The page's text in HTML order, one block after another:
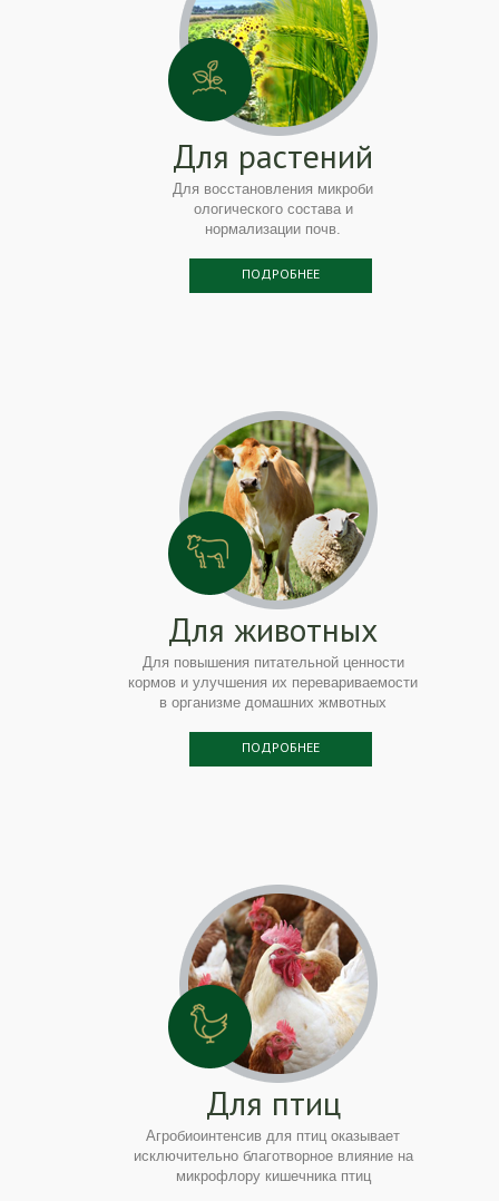
Для растений
Для восстановления микроби
ологического состава и
нормализации почв.
ПОДРОБНЕЕ
Для животных
Для повышения питательной ценности
кормов и улучшения их перевариваемости
в организме домашних жмвотных
ПОДРОБНЕЕ
Для птиц
Агробиоинтенсив для птиц оказывает
исключительно благотворное влияние на
микрофлору кишечника птиц